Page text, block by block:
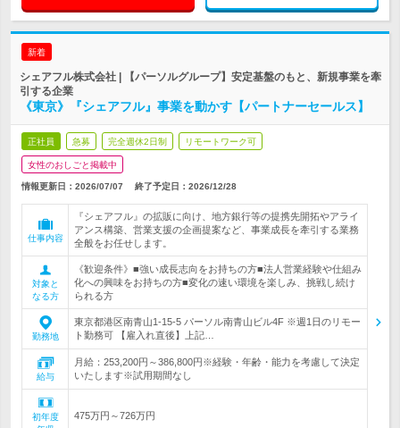
新着
シェアフル株式会社 | 【パーソルグループ】安定基盤のもと、新規事業を牽
引する企業
《東京》『シェアフル』事業を動かす【パートナーセールス】
正社員 急募 完全週休2日制 リモートワーク可
女性のおしごと掲載中
情報更新日：2026/07/07 終了予定日： 2026/12/28
仕事内容
『シェアフル』の拡販に向け、地方銀行等の提携先開拓やアライ
アンス構築、営業支援の企画提案など、事業成長を牽引する業務
全般をお任せします。
対象と
なる方
《歓迎条件》■強い成長志向をお持ちの方■法人営業経験や仕組み
化への興味をお持ちの方■変化の速い環境を楽しみ、挑戦し続け
られる方
勤務地
東京都港区南青山1-15-5 パーソル南青山ビル4F ※週1日のリモー
ト勤務可 【雇入れ直後】上記…
給与
月給：253,200円～386,800円※経験・年齢・能力を考慮して決定
いたします※試用期間なし
初年度
475万円～726万円